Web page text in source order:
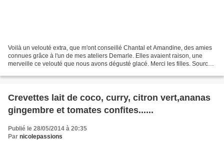
Voilà un velouté extra, que m'ont conseillé Chantal et Amandine, des amies
connues grâce à l'un de mes ateliers Demarle. Elles avaient raison, une
merveille ce velouté que nous avons dégusté glacé. Merci les filles. Source
Crevettes lait de coco, curry, citron vert,ananas
gingembre et tomates confites......
Publié le 28/05/2014 à 20:35
Par nicolepassions